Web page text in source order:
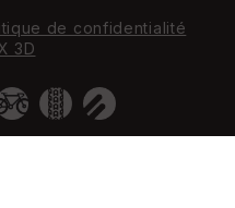
de confidentialité
3D